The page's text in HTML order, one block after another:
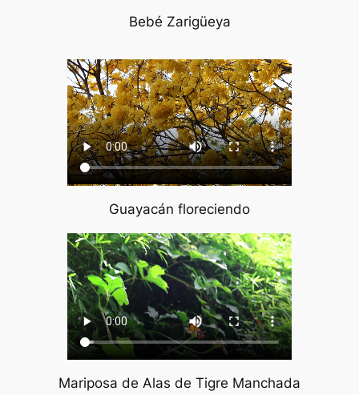
Bebé Zarigüeya
Guayacán floreciendo
Mariposa de Alas de Tigre Manchada